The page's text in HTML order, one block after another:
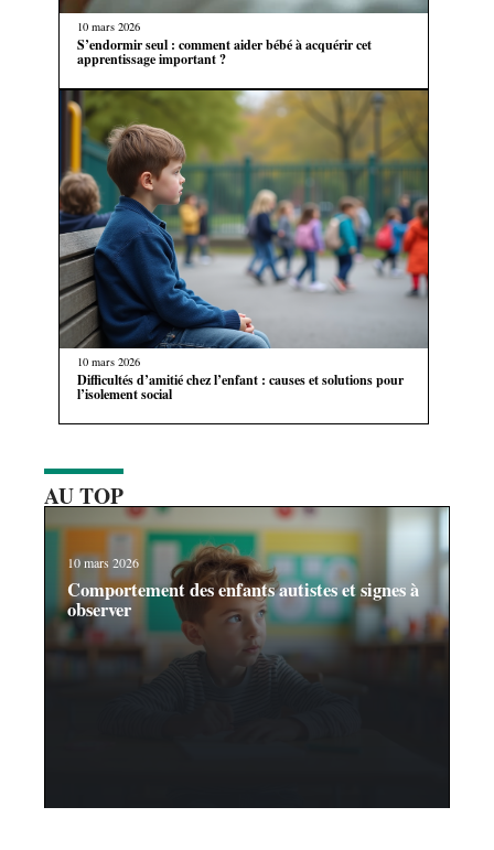
10 mars 2026
S’endormir seul : comment aider bébé à acquérir cet
apprentissage important ?
10 mars 2026
Difficultés d’amitié chez l’enfant : causes et solutions pour
l’isolement social
AU TOP
10 mars 2026
Comportement des enfants autistes et signes à
observer